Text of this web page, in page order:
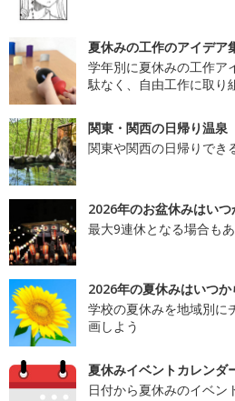
夏休みの工作のアイデア
学年別に夏休みの工作ア
駄なく、自由工作に取り
関東・関西の日帰り温泉
関東や関西の日帰りでき
2026年のお盆休みはいつ
最大9連休となる場合も
2026年の夏休みはいつか
学校の夏休みを地域別に
画しよう
夏休みイベントカレンダ
日付から夏休みのイベン